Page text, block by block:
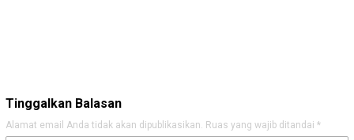
Tinggalkan Balasan
Alamat email Anda tidak akan dipublikasikan. Ruas yang wajib ditandai *